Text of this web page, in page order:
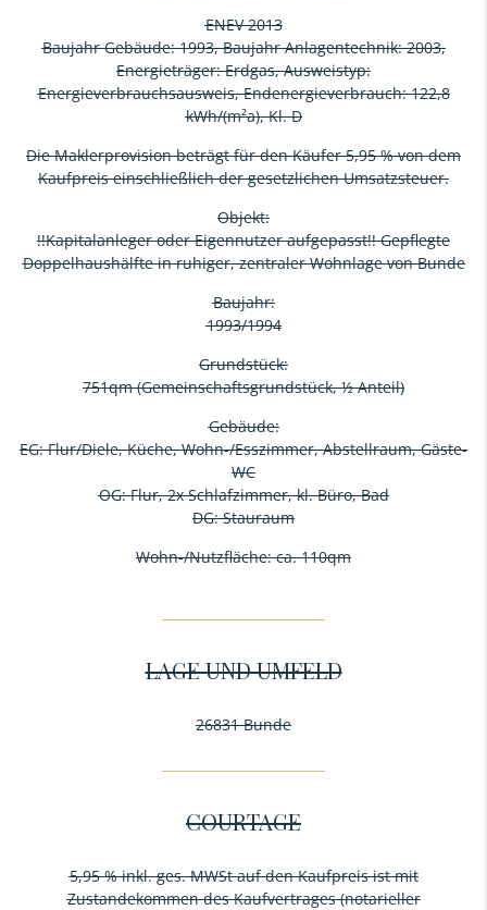
ENEV 2013
Baujahr Gebäude: 1993, Baujahr Anlagentechnik: 2003,
Energieträger: Erdgas, Ausweistyp:
Energieverbrauchsausweis, Endenergieverbrauch: 122,8
kWh/(m²a), Kl. D
Die Maklerprovision beträgt für den Käufer 5,95 % von dem
Kaufpreis einschließlich der gesetzlichen Umsatzsteuer.
Objekt:
!!Kapitalanleger oder Eigennutzer aufgepasst!! Gepflegte
Doppelhaushälfte in ruhiger, zentraler Wohnlage von Bunde
Baujahr:
1993/1994
Grundstück:
751qm (Gemeinschaftsgrundstück, ½ Anteil)
Gebäude:
EG: Flur/Diele, Küche, Wohn-/Esszimmer, Abstellraum, Gäste-
WC
OG: Flur, 2x Schlafzimmer, kl. Büro, Bad
DG: Stauraum
Wohn-/Nutzfläche: ca. 110qm
LAGE UND UMFELD
26831 Bunde
COURTAGE
5,95 % inkl. ges. MWSt auf den Kaufpreis ist mit
Zustandekommen des Kaufvertrages (notarieller